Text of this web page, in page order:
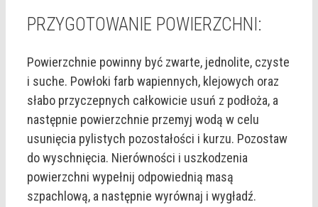
PRZYGOTOWANIE POWIERZCHNI:
Powierzchnie powinny być zwarte, jednolite, czyste
i suche. Powłoki farb wapiennych, klejowych oraz
słabo przyczepnych całkowicie usuń z podłoża, a
następnie powierzchnie przemyj wodą w celu
usunięcia pylistych pozostałości i kurzu. Pozostaw
do wyschnięcia. Nierówności i uszkodzenia
powierzchni wypełnij odpowiednią masą
szpachlową, a następnie wyrównaj i wygładź.